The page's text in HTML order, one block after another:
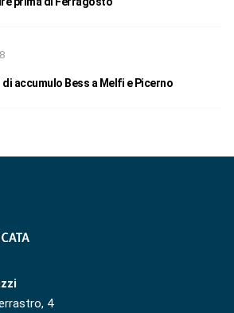
accumulo Bess a Melfi e Picerno
4